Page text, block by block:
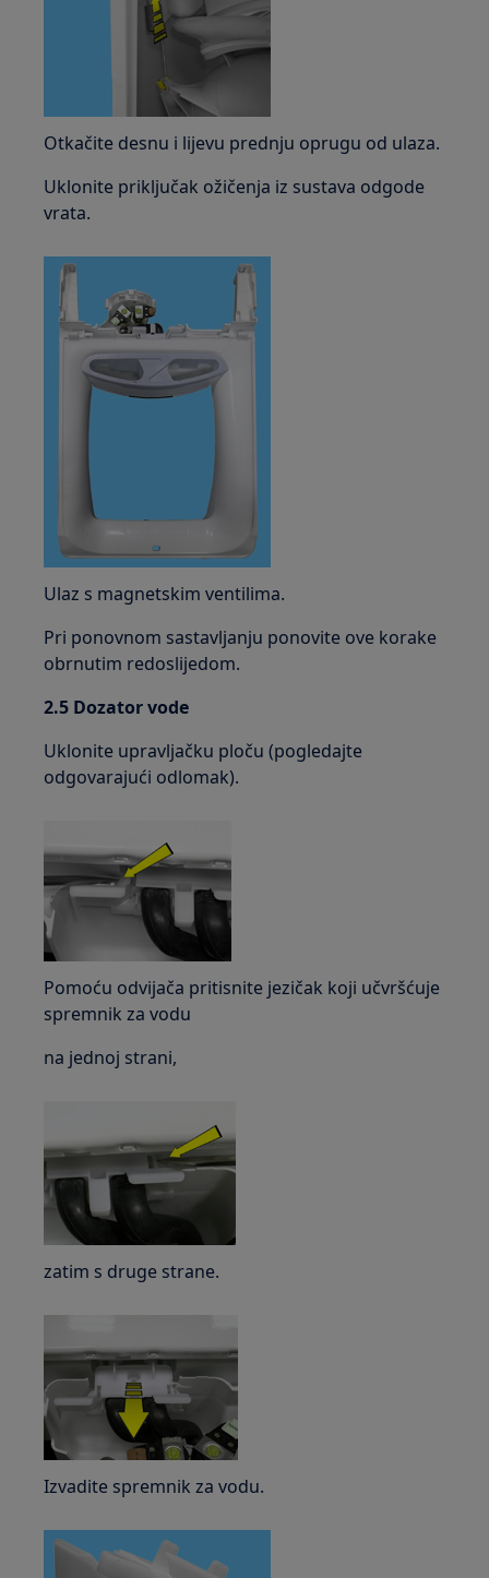
Otkačite desnu i lijevu prednju oprugu od ulaza.
Uklonite priključak ožičenja iz sustava odgode
vrata.
Ulaz s magnetskim ventilima.
Pri ponovnom sastavljanju ponovite ove korake
obrnutim redoslijedom.
2.5 Dozator vode
Uklonite upravljačku ploču (pogledajte
odgovarajući odlomak).
Pomoću odvijača pritisnite jezičak koji učvršćuje
spremnik za vodu
na jednoj strani,
zatim s druge strane.
Izvadite spremnik za vodu.